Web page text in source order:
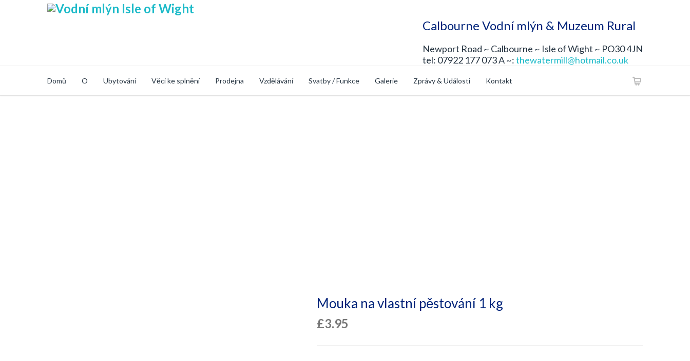
Calbourne Vodní mlýn & Muzeum Rural
Newport Road ~ Calbourne ~ Isle of Wight ~ PO30 4JN
tel: 07922 177 073 A ~:thewatermill@hotmail.co.uk
Domů O Ubytování Věci ke splnění Prodejna Vzdělávání Svatby / Funkce Galerie Zprávy & Události Kontakt
Mouka na vlastní pěstování 1 kg
£3.95